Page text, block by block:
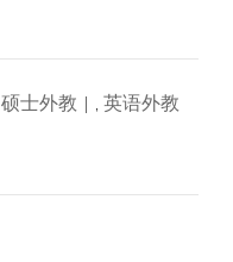
硕士外教 , 英语外教